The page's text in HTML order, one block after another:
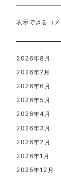
表示できるコメ
2026年8月
2026年7月
2026年6月
2026年5月
2026年4月
2026年3月
2026年2月
2026年1月
2025年12月